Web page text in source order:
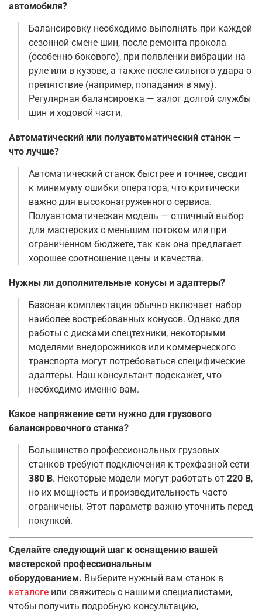
автомобиля?
Балансировку необходимо выполнять при каждой
сезонной смене шин, после ремонта прокола
(особенно бокового), при появлении вибрации на
руле или в кузове, а также после сильного удара о
препятствие (например, попадания в яму).
Регулярная балансировка — залог долгой службы
шин и ходовой части.
Автоматический или полуавтоматический станок —
что лучше?
Автоматический станок быстрее и точнее, сводит
к минимуму ошибки оператора, что критически
важно для высоконагруженного сервиса.
Полуавтоматическая модель — отличный выбор
для мастерских с меньшим потоком или при
ограниченном бюджете, так как она предлагает
хорошее соотношение цены и качества.
Нужны ли дополнительные конусы и адаптеры?
Базовая комплектация обычно включает набор
наиболее востребованных конусов. Однако для
работы с дисками спецтехники, некоторыми
моделями внедорожников или коммерческого
транспорта могут потребоваться специфические
адаптеры. Наш консультант подскажет, что
необходимо именно вам.
Какое напряжение сети нужно для грузового
балансировочного станка?
Большинство профессиональных грузовых
станков требуют подключения к трехфазной сети
380 В. Некоторые модели могут работать от 220 В,
но их мощность и производительность часто
ограничены. Этот параметр важно уточнить перед
покупкой.
Сделайте следующий шаг к оснащению вашей
мастерской профессиональным
оборудованием. Выберите нужный вам станок в
каталоге или свяжитесь с нашими специалистами,
чтобы получить подробную консультацию,